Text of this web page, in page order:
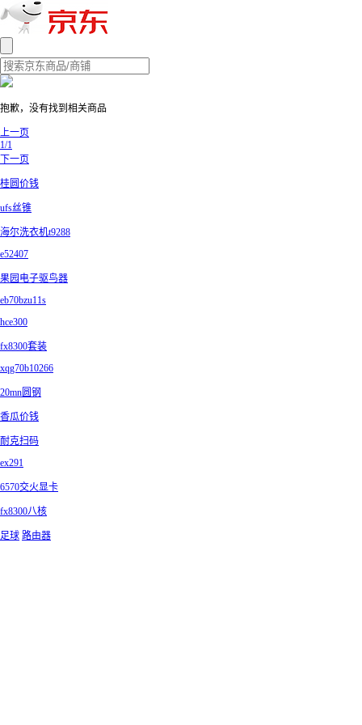
抱歉，没有找到相关商品
上一页
1/1
下一页
桂圆价钱
ufs丝锥
海尔洗衣机t9288
e52407
果园电子驱鸟器
eb70bzu11s
hce300
fx8300套装
xqg70b10266
20mn圆钢
香瓜价钱
耐克扫码
ex291
6570交火显卡
fx8300八核
足球 路由器